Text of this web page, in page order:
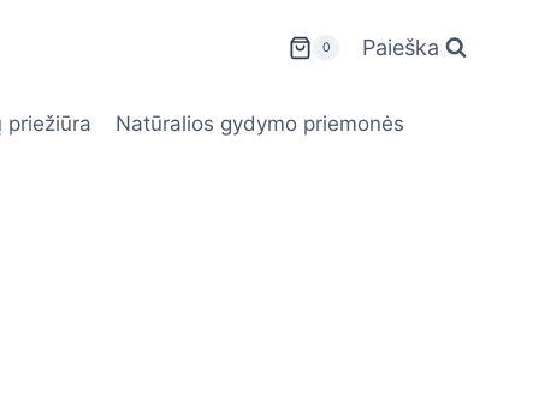
0 Paieška
priežiūra Natūralios gydymo priemonės